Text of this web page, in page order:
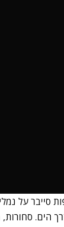
סייבר על
סחורות,